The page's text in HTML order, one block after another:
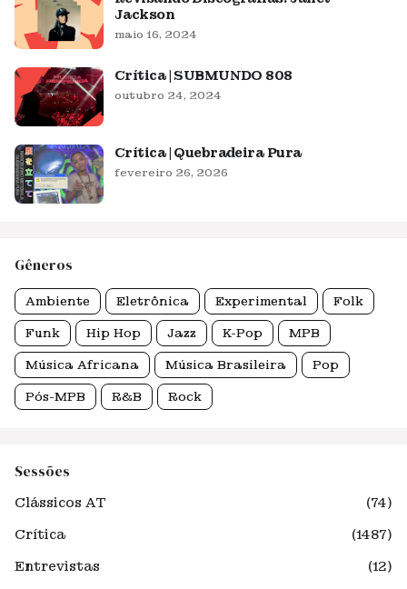
Jackson
maio 16, 2024
Crítica | SUBMUNDO 808
outubro 24, 2024
Crítica | Quebradeira Pura
fevereiro 26, 2026
Gêneros
Ambiente Eletrônica Experimental Folk
Funk Hip Hop Jazz K-Pop MPB
Música Africana Música Brasileira Pop
Pós-MPB R&B Rock
Sessões
Clássicos AT
(74)
Crítica
(1487)
Entrevistas
(12)